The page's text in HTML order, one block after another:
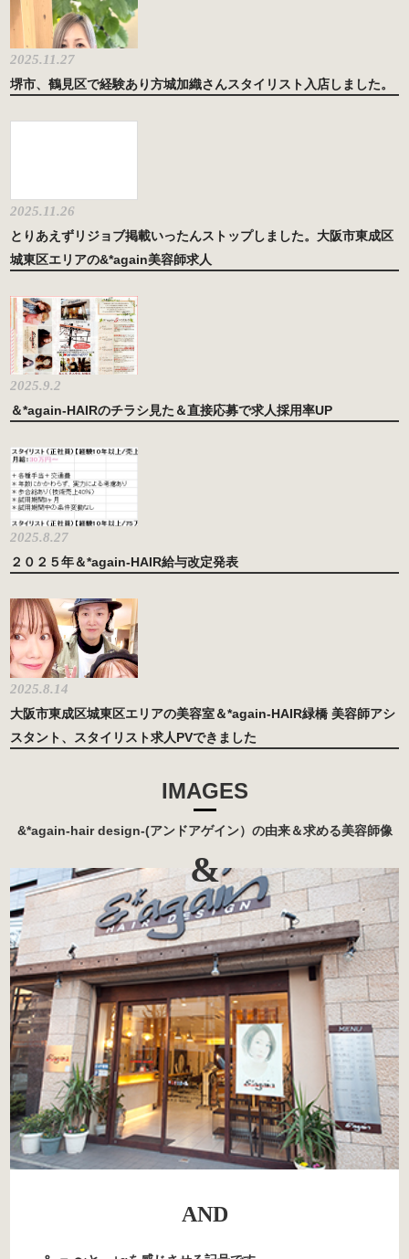
2025.11.27
堺市、鶴見区で経験あり方城加織さんスタイリスト入店しました。
2025.11.26
とりあえずリジョブ掲載いったんストップしました。大阪市東成区
城東区エリアの&*again美容師求人
2025.9.2
＆*again-HAIRのチラシ見た＆直接応募で求人採用率UP
2025.8.27
２０２５年＆*again-HAIR給与改定発表
2025.8.14
大阪市東成区城東区エリアの美容室＆*again-HAIR緑橋 美容師アシ
スタント、スタイリスト求人PVできました
IMAGES
&*again-hair design-(アンドアゲイン）の由来＆求める美容師像
&
AND